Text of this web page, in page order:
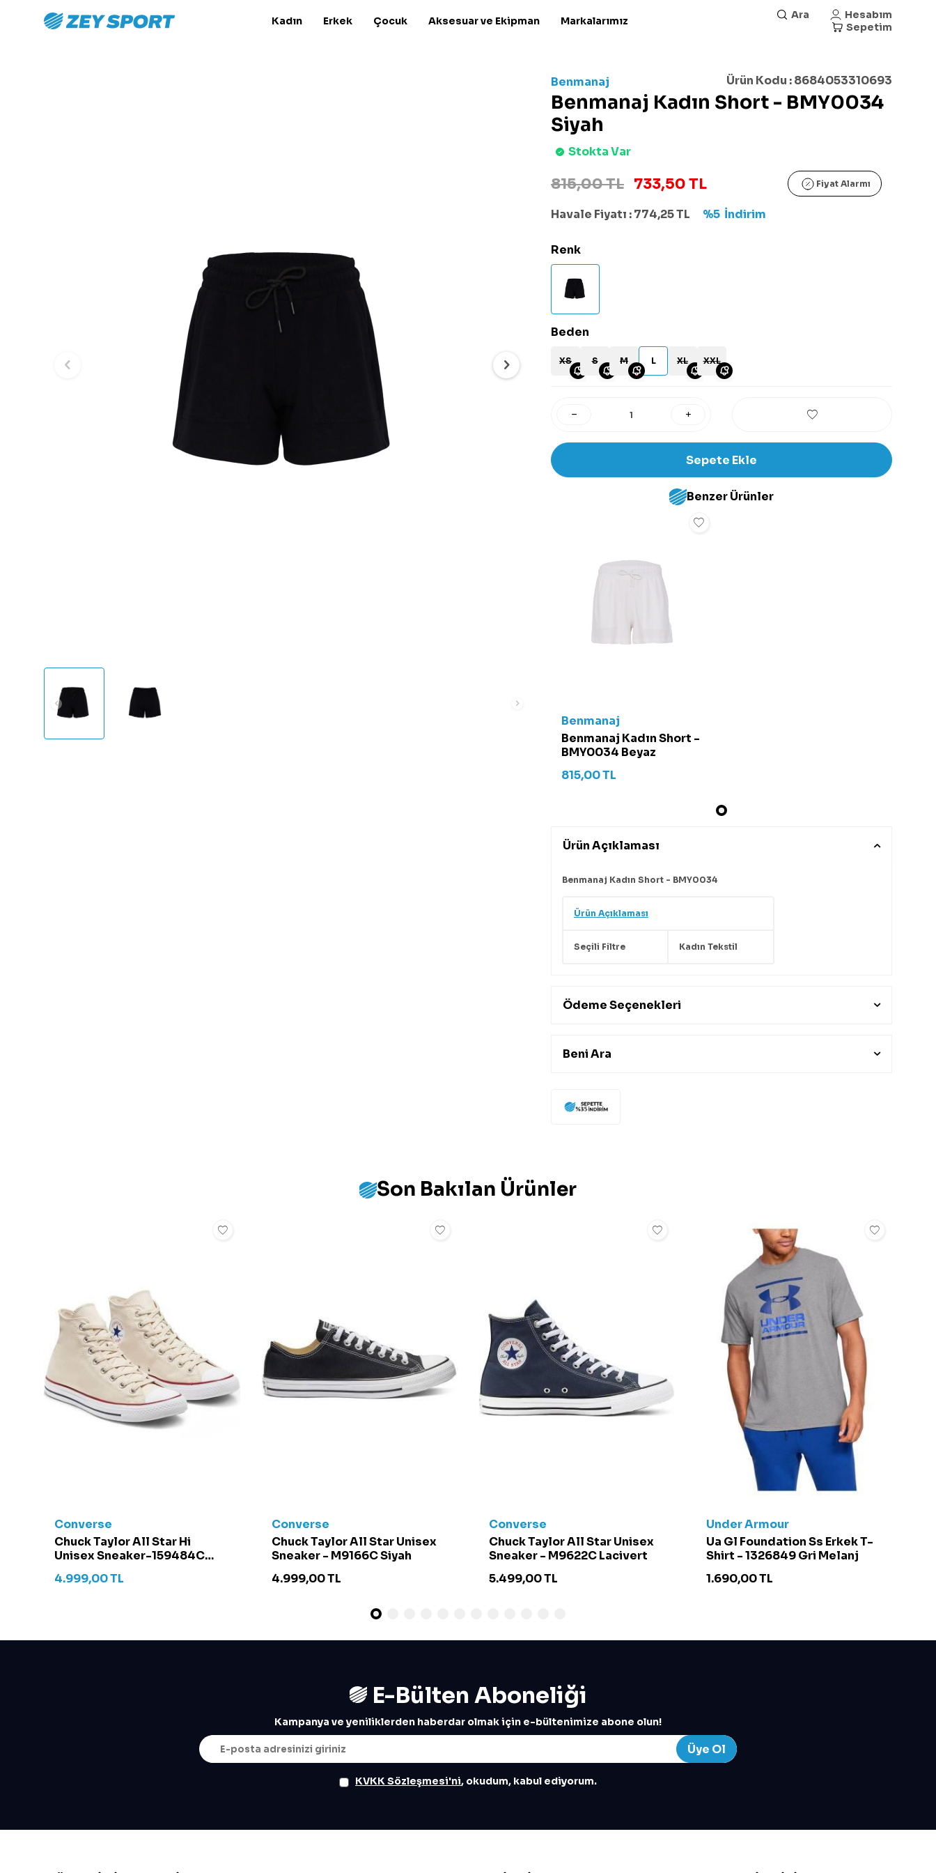
Kadın Erkek Çocuk Aksesuar ve Ekipman Markalarımız Ara
Hesabım
Sepetim
Benmanaj Ürün Kodu :8684053310693
Benmanaj Kadın Short - BMY0034
Siyah
Stokta Var
815,00 TL 733,50 TL Fiyat Alarmı
Havale Fiyatı :774,25TL %5 İndirim
Renk
Beden
XS S M L XL XXL
Sepete Ekle
Benzer Ürünler
Benmanaj
Benmanaj Kadın Short -
BMY0034 Beyaz
815,00TL
Ürün Açıklaması
Benmanaj Kadın Short - BMY0034
Ürün Açıklaması
Seçili Filtre Kadın Tekstil
Ödeme Seçenekleri
Beni Ara
Son Bakılan Ürünler
Converse
Chuck Taylor All Star Hi
Unisex Sneaker-159484C
Krem
4.999,00TL
Converse
Chuck Taylor All Star Unisex
Sneaker - M9166C Siyah
4.999,00TL
Converse
Chuck Taylor All Star Unisex
Sneaker - M9622C Lacivert
5.499,00TL
Under Armour
Ua Gl Foundation Ss Erkek T-
Shirt - 1326849 Gri Melanj
1.690,00TL
E-Bülten Aboneliği
Kampanya ve yeniliklerden haberdar olmak için e-bültenimize abone olun!
Üye Ol
KVKK Sözleşmesi'ni, okudum, kabul ediyorum.